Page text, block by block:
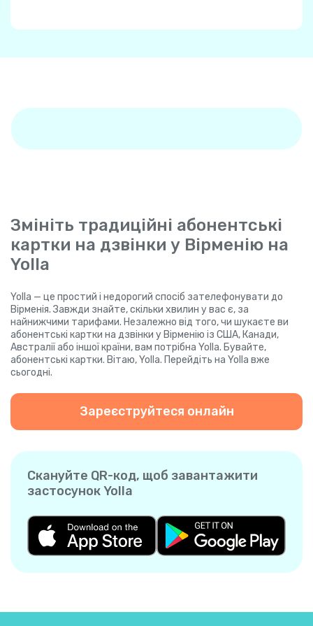
Змініть традиційні абонентські
картки на дзвінки у Вірменію на
Yolla
Yolla — це простий і недорогий спосіб зателефонувати до
Вірменія. Завжди знайте, скільки хвилин у вас є, за
найнижчими тарифами. Незалежно від того, чи шукаєте ви
абонентські картки на дзвінки у Вірменію із США, Канади,
Австралії або іншої країни, вам потрібна Yolla. Бувайте,
абонентські картки. Вітаю, Yolla. Перейдіть на Yolla вже
сьогодні.
Зареєструйтеся онлайн
Скануйте QR-код, щоб завантажити
застосунок Yolla